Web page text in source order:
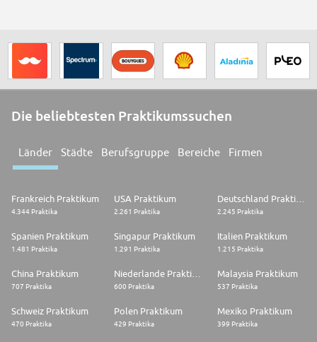
Die beliebtesten Praktikumssuchen
Länder Städte Berufsgruppe Bereiche Firmen
Frankreich Praktikum
4.344 Praktika
USA Praktikum
2.261 Praktika
Deutschland Praktikum
2.245 Praktika
Spanien Praktikum
1.481 Praktika
Singapur Praktikum
1.291 Praktika
Italien Praktikum
1.215 Praktika
China Praktikum
707 Praktika 600 Praktika
Malaysia Praktikum
537 Praktika
Schweiz Praktikum
470 Praktika
Polen Praktikum
429 Praktika
Mexiko Praktikum
399 Praktika